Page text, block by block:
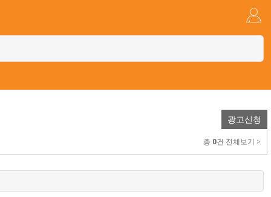
광고신청
총 0건 전체보기 >